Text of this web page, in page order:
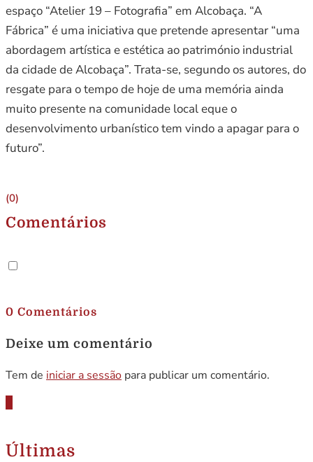
espaço “Atelier 19 – Fotografia” em Alcobaça. “A
Fábrica” é uma iniciativa que pretende apresentar “uma
abordagem artística e estética ao património industrial
da cidade de Alcobaça”. Trata-se, segundo os autores, do
resgate para o tempo de hoje de uma memória ainda
muito presente na comunidade local eque o
desenvolvimento urbanístico tem vindo a apagar para o
futuro”.
(0)
Comentários
0 Comentários
Deixe um comentário
Tem de iniciar a sessão para publicar um comentário.
Últimas